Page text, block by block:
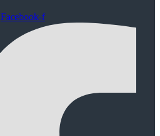
Facebook-f